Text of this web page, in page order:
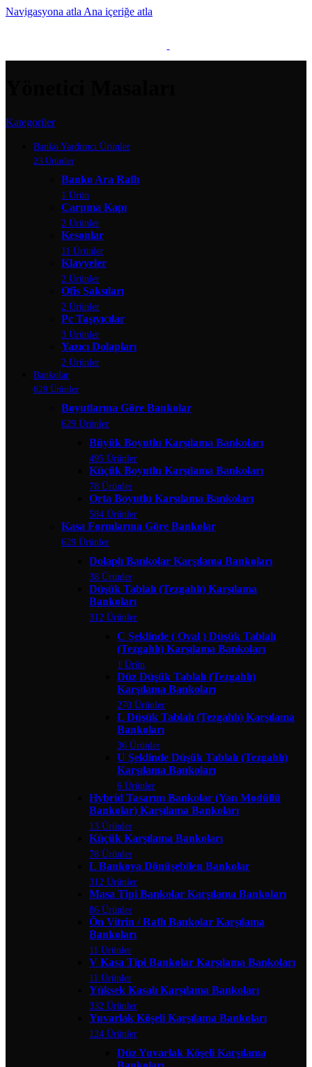
Navigasyona atla Ana içeriğe atla
MENÜ
Kategoriler
Banko Yardımcı Ürünler
23 Ürünler
Banko Ara Raflı
1 Ürün
Çarpma Kapı
2 Ürünler
Kesonlar
11 Ürünler
Klavyeler
2 Ürünler
Ofis Saksıları
2 Ürünler
Pc Taşıyıcılar
3 Ürünler
Yazıcı Dolapları
2 Ürünler
Bankolar
629 Ürünler
Boyutlarına Göre Bankolar
629 Ürünler
Büyük Boyutlu Karşılama Bankoları
495 Ürünler
Küçük Boyutlu Karşılama Bankoları
78 Ürünler
Orta Boyutlu Karşılama Bankoları
584 Ürünler
Kasa Formlarına Göre Bankolar
629 Ürünler
Dolaplı Bankolar Karşılama Bankoları
38 Ürünler
Düşük Tablalı (Tezgahlı) Karşılama
Bankoları
312 Ürünler
C Şeklinde ( Oval ) Düşük Tablalı
(Tezgahlı) Karşılama Bankoları
1 Ürün
Düz Düşük Tablalı (Tezgahlı)
Karşılama Bankoları
270 Ürünler
L Düşük Tablalı (Tezgahlı) Karşılama
Bankoları
36 Ürünler
U Şeklinde Düşük Tablalı (Tezgahlı)
Karşılama Bankoları
6 Ürünler
Hybrid Tasarım Bankolar (Yan Modüllü
Bankolar) Karşılama Bankoları
13 Ürünler
Küçük Karşılama Bankoları
78 Ürünler
L Bankoya Dönüşebilen Bankolar
312 Ürünler
Masa Tipi Bankolar Karşılama Bankoları
86 Ürünler
Ön Vitrin / Raflı Bankolar Karşılama
Bankoları
11 Ürünler
V Kasa Tipi Bankolar Karşılama Bankoları
11 Ürünler
Yüksek Kasalı Karşılama Bankoları
332 Ürünler
Yuvarlak Köşeli Karşılama Bankoları
124 Ürünler
Düz Yuvarlak Köşeli Karşılama